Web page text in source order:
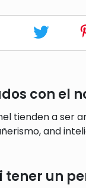
con el
tienden a ser
and
tener un